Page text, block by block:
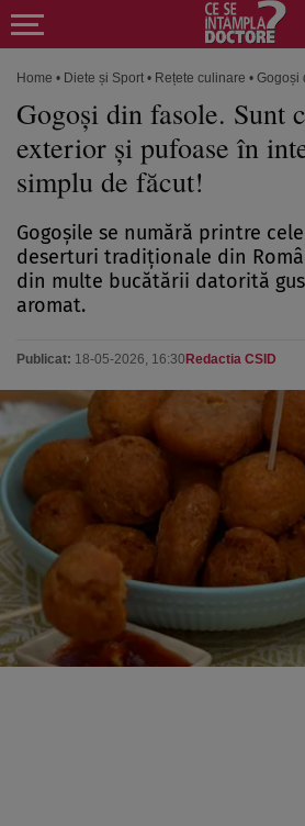
Home • Diete și Sport • Rețete culinare • Gogoși
Gogoși din fasole. Sunt
exterior și pufoase în
simplu de făcut!
Gogoșile se numără printre
deserturi tradiționale din
din multe bucătării datorită
aromat.
Publicat: 18-05-2026, 16:30 Redactia CSID